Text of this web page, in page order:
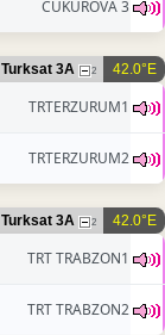
CUKUROVA 3
42.0°E
Turksat 3A 2
TRTERZURUM1
TRTERZURUM2
42.0°E
Turksat 3A 2
TRT TRABZON1
TRT TRABZON2